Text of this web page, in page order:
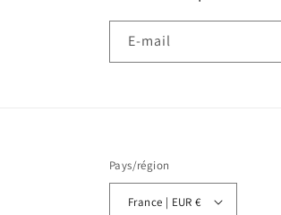
E-mail
Pays/région
France | EUR €